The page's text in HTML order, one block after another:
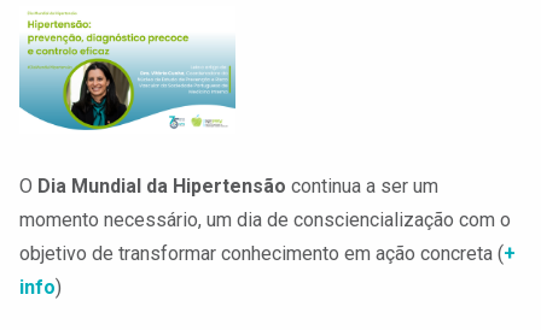
O Dia Mundial da Hipertensão continua a ser um
momento necessário, um dia de consciencialização com o
objetivo de transformar conhecimento em ação concreta (+
info)